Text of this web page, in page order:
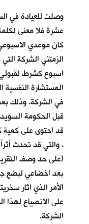
وصلت للعيادة في
عشرة فلا معنى
الزمتني الشركة
اسبوع كشرط
المستشارة
في الشركة. وذلك
قبل الحكومة
قد احتوى على كمية
، والتي قد تحدث
(على حد وصف
بعد اخضاعي لبضع
الأمر الذي اثار
على الانصياع
الشركة.